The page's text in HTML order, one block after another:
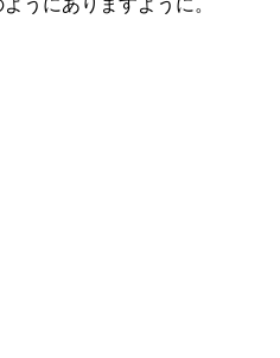
うにありますように。